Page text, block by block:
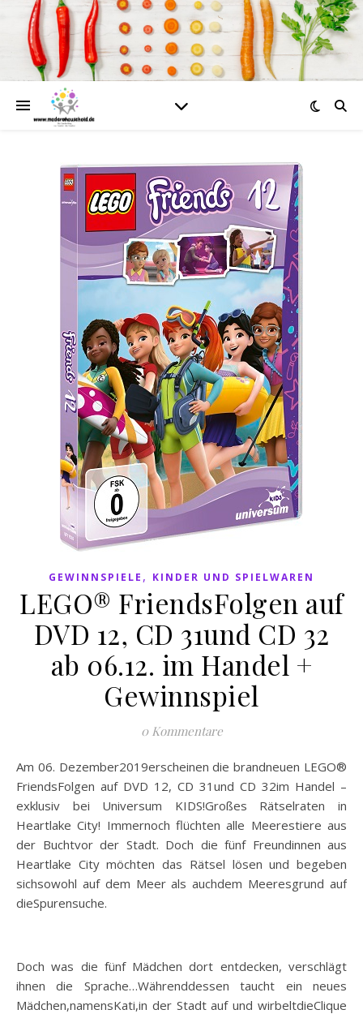
GEWINNSPIELE , KINDER UND SPIELWAREN
LEGO® FriendsFolgen auf
DVD 12, CD 31und CD 32
ab 06.12. im Handel +
Gewinnspiel
0 Kommentare
Am 06. Dezember2019erscheinen die brandneuen LEGO®
FriendsFolgen auf DVD 12, CD 31und CD 32im Handel –
exklusiv bei Universum KIDS!Großes Rätselraten in
Heartlake City! Immernoch flüchten alle Meerestiere aus
der Buchtvor der Stadt. Doch die fünf Freundinnen aus
Heartlake City möchten das Rätsel lösen und begeben
sichsowohl auf dem Meer als auchdem Meeresgrund auf
dieSpurensuche.
Doch was die fünf Mädchen dort entdecken, verschlägt
ihnen die Sprache…Währenddessen taucht ein neues
Mädchen,namensKati,in der Stadt auf und wirbeltdieClique